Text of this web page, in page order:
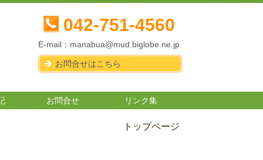
042-751-4560
E-mail： manabua@mud.biglobe.ne.jp
お問合せはこちら
お問合せ リンク集
トップページ